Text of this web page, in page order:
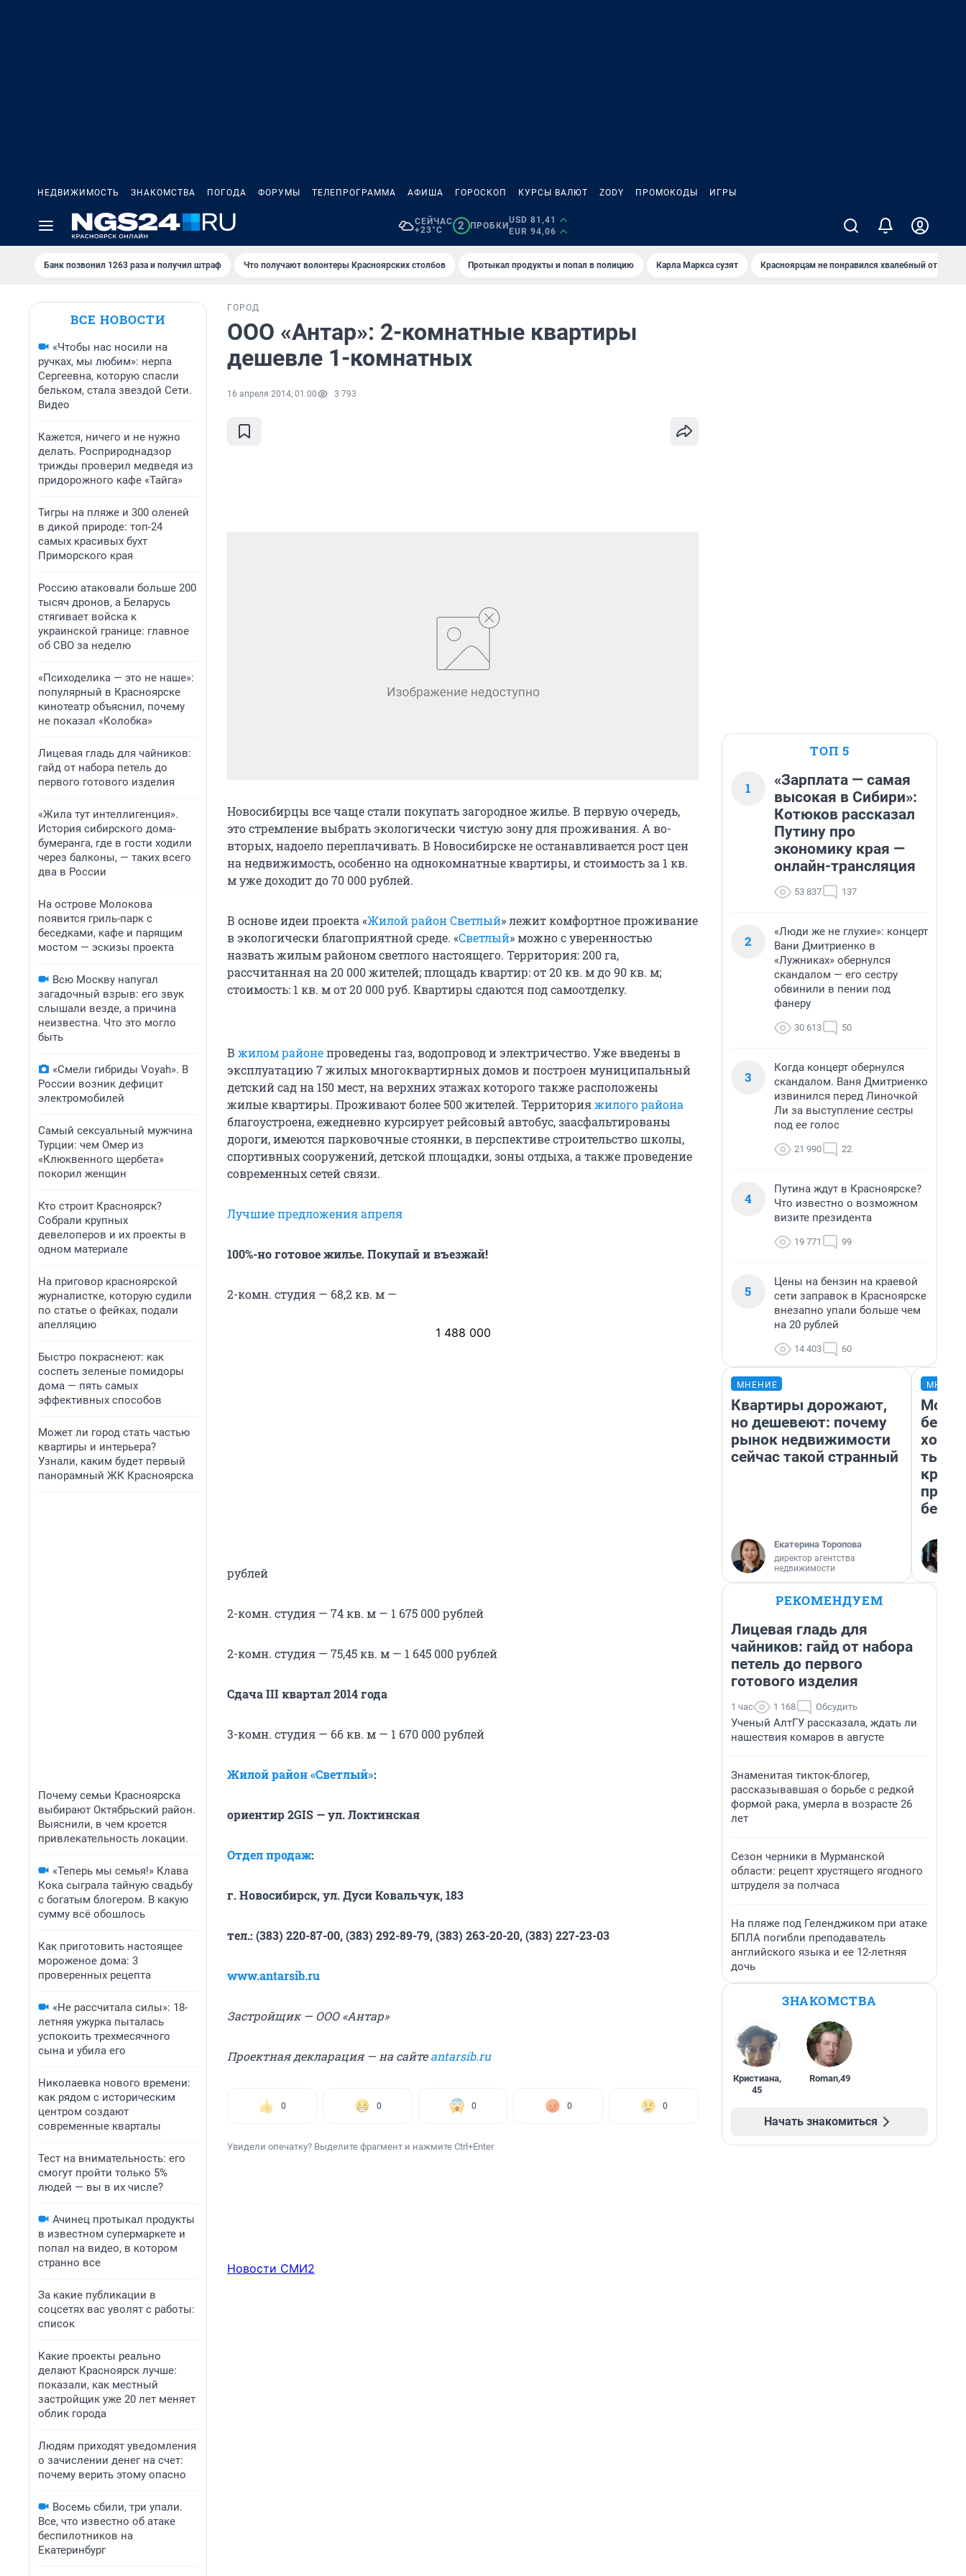
НЕДВИЖИМОСТЬ ЗНАКОМСТВА ПОГОДА ФОРУМЫ ТЕЛЕПРОГРАММА АФИША ГОРОСКОП КУРСЫ ВАЛЮТ ZODY ПРОМОКОДЫ ИГРЫ
СЕЙЧАС
+23°C
2 ПРОБКИ
USD 81,41
EUR 94,06
Банк позвонил 1263 раза и получил штраф Что получают волонтеры Красноярских столбов Протыкал продукты и попал в полицию Карла Маркса сузят Красноярцам не понравился хвалебный отзыв о
ВСЕ НОВОСТИ
«Чтобы нас носили на
ручках, мы любим»: нерпа
Сергеевна, которую спасли
бельком, стала звездой Сети.
Видео
Кажется, ничего и не нужно
делать. Росприроднадзор
трижды проверил медведя из
придорожного кафе «Тайга»
Тигры на пляже и 300 оленей
в дикой природе: топ-24
самых красивых бухт
Приморского края
Россию атаковали больше 200
тысяч дронов, а Беларусь
стягивает войска к
украинской границе: главное
об СВО за неделю
«Психоделика — это не наше»:
популярный в Красноярске
кинотеатр объяснил, почему
не показал «Колобка»
Лицевая гладь для чайников:
гайд от набора петель до
первого готового изделия
«Жила тут интеллигенция».
История сибирского дома-
бумеранга, где в гости ходили
через балконы, — таких всего
два в России
На острове Молокова
появится гриль-парк с
беседками, кафе и парящим
мостом — эскизы проекта
Всю Москву напугал
загадочный взрыв: его звук
слышали везде, а причина
неизвестна. Что это могло
быть
«Смели гибриды Voyah». В
России возник дефицит
электромобилей
Самый сексуальный мужчина
Турции: чем Омер из
«Клюквенного щербета»
покорил женщин
Кто строит Красноярск?
Собрали крупных
девелоперов и их проекты в
одном материале
На приговор красноярской
журналистке, которую судили
по статье о фейках, подали
апелляцию
Быстро покраснеют: как
соспеть зеленые помидоры
дома — пять самых
эффективных способов
Может ли город стать частью
квартиры и интерьера?
Узнали, каким будет первый
панорамный ЖК Красноярска
Почему семьи Красноярска
выбирают Октябрьский район.
Выяснили, в чем кроется
привлекательность локации.
«Теперь мы семья!» Клава
Кока сыграла тайную свадьбу
с богатым блогером. В какую
сумму всё обошлось
Как приготовить настоящее
мороженое дома: 3
проверенных рецепта
«Не рассчитала силы»: 18-
летняя ужурка пыталась
успокоить трехмесячного
сына и убила его
Николаевка нового времени:
как рядом с историческим
центром создают
современные кварталы
Тест на внимательность: его
смогут пройти только 5%
людей — вы в их числе?
Ачинец протыкал продукты
в известном супермаркете и
попал на видео, в котором
странно все
За какие публикации в
соцсетях вас уволят с работы:
список
Какие проекты реально
делают Красноярск лучше:
показали, как местный
застройщик уже 20 лет меняет
облик города
Людям приходят уведомления
о зачислении денег на счет:
почему верить этому опасно
Восемь сбили, три упали.
Все, что известно об атаке
беспилотников на
Екатеринбург
ГОРОД
ООО «Антар»: 2-комнатные квартиры
дешевле 1-комнатных
16 апреля 2014, 01:00 3 793
Новосибирцы все чаще стали покупать загородное жилье. В первую очередь,
это стремление выбрать экологически чистую зону для проживания. А во-
вторых, надоело переплачивать. В Новосибирске не останавливается рост цен
на недвижимость, особенно на однокомнатные квартиры, и стоимость за 1 кв.
м уже доходит до 70 000 рублей.
В основе идеи проекта «Жилой район Светлый» лежит комфортное проживание
в экологически благоприятной среде. «Светлый» можно с уверенностью
назвать жилым районом светлого настоящего. Территория: 200 га,
рассчитанная на 20 000 жителей; площадь квартир: от 20 кв. м до 90 кв. м;
стоимость: 1 кв. м от 20 000 руб. Квартиры сдаются под самоотделку.
В жилом районепроведены газ, водопровод и электричество. Уже введены в
эксплуатацию 7 жилых многоквартирных домов и построен муниципальный
детский сад на 150 мест, на верхних этажах которого также расположены
жилые квартиры. Проживают более 500 жителей. Территорияжилого района
благоустроена, ежедневно курсирует рейсовый автобус, заасфальтированы
дороги, имеются парковочные стоянки, в перспективе строительство школы,
спортивных сооружений, детской площадки, зоны отдыха, а также проведение
современных сетей связи.
Лучшие предложения апреля
100%-но готовое жилье. Покупай и въезжай!
2-комн. студия — 68,2 кв. м —
1 488 000
рублей
2-комн. студия — 74 кв. м — 1 675 000 рублей
2-комн. студия — 75,45 кв. м — 1 645 000 рублей
Сдача III квартал 2014 года
3-комн. студия — 66 кв. м — 1 670 000 рублей
Жилой район «Светлый»:
ориентир 2GIS — ул. Локтинская
Отдел продаж:
г. Новосибирск, ул. Дуси Ковальчук, 183
тел.: (383) 220-87-00, (383) 292-89-79, (383) 263-20-20, (383) 227-23-03
www.antarsib.ru
Застройщик — ООО «Антар»
Проектная декларация — на сайтеantarsib.ru
0 0 0 0 0
Увидели опечатку? Выделите фрагмент и нажмите Ctrl+Enter
Новости СМИ2
ТОП 5
1
«Зарплата — самая
высокая в Сибири»:
Котюков рассказал
Путину про
экономику края —
онлайн-трансляция
53 837 137
2
«Люди же не глухие»: концерт
Вани Дмитриенко в
«Лужниках» обернулся
скандалом — его сестру
обвинили в пении под
фанеру
30 613 50
3
Когда концерт обернулся
скандалом. Ваня Дмитриенко
извинился перед Линочкой
Ли за выступление сестры
под ее голос
21 990 22
4
Путина ждут в Красноярске?
Что известно о возможном
визите президента
19 771 99
5
Цены на бензин на краевой
сети заправок в Красноярске
внезапно упали больше чем
на 20 рублей
14 403 60
МНЕНИЕ
Квартиры дорожают,
но дешевеют: почему
рынок недвижимости
сейчас такой странный
Екатерина Торопова
директор агентства
недвижимости
Мой
РЕКОМЕНДУЕМ
Лицевая гладь для
чайников: гайд от набора
петель до первого
готового изделия
1 час 1 168 Обсудить
Ученый АлтГУ рассказала, ждать ли
нашествия комаров в августе
Знаменитая тикток-блогер,
рассказывавшая о борьбе с редкой
формой рака, умерла в возрасте 26
лет
Сезон черники в Мурманской
области: рецепт хрустящего ягодного
штруделя за полчаса
На пляже под Геленджиком при атаке
БПЛА погибли преподаватель
английского языка и ее 12-летняя
дочь
ЗНАКОМСТВА
Кристиана,
45
Roman,49
Начать знакомиться